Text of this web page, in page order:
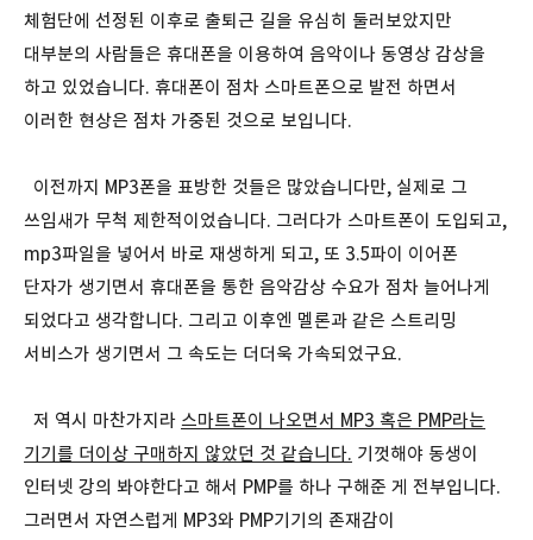
체험단에 선정된 이후로 출퇴근 길을 유심히 둘러보았지만
대부분의 사람들은 휴대폰을 이용하여 음악이나 동영상 감상을
하고 있었습니다. 휴대폰이 점차 스마트폰으로 발전 하면서
이러한 현상은 점차 가중된 것으로 보입니다.
이전까지 MP3폰을 표방한 것들은 많았습니다만, 실제로 그
쓰임새가 무척 제한적이었습니다. 그러다가 스마트폰이 도입되고,
mp3파일을 넣어서 바로 재생하게 되고, 또 3.5파이 이어폰
단자가 생기면서 휴대폰을 통한 음악감상 수요가 점차 늘어나게
되었다고 생각합니다. 그리고 이후엔 멜론과 같은 스트리밍
서비스가 생기면서 그 속도는 더더욱 가속되었구요.
저 역시 마찬가지라 스마트폰이 나오면서 MP3 혹은 PMP라는
기기를 더이상 구매하지 않았던 것 같습니다. 기껏해야 동생이
인터넷 강의 봐야한다고 해서 PMP를 하나 구해준 게 전부입니다.
그러면서 자연스럽게 MP3와 PMP기기의 존재감이